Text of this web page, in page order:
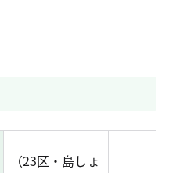
（23区・島しょ